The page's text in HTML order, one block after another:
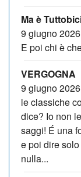
Ma è
9 giugno
E poi chi è
VERGOGNA
9 giugno
le classiche
dice? Io non
saggi! É una
e poi dire
nulla...